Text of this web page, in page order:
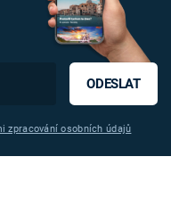
ODESLAT
zpracování osobních údajů